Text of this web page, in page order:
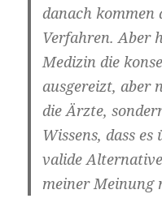
danach kommen
Verfahren. Aber
Medizin die
ausgereizt, aber
die Ärzte,
Wissens, dass
valide
meiner Meinung